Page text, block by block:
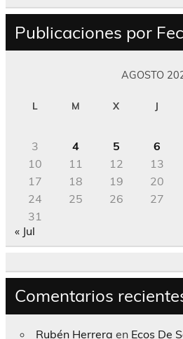
Publicaciones por
AGOSTO
L M X J
3
4 5 6
10
11 12 13
17
18 19 20
24
25 26 27
31
« Jul
Comentarios
Rubén Herrera en Ecos De